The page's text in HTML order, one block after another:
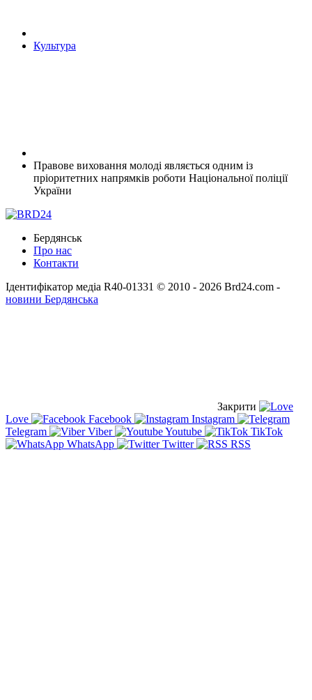
Культура
Правове виховання молоді являється одним із
пріоритетних напрямків роботи Національної поліції
України
Бердянськ
Про нас
Контакти
Ідентифікатор медіа R40-01331 © 2010 - 2026 Brd24.com -
новини Бердянська
Закрити
Love
Facebook
Instagram
Telegram
Viber Youtube
TikTok
WhatsApp
Twitter RSS